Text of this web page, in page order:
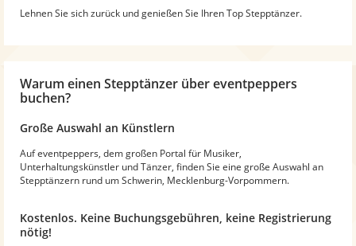
Lehnen Sie sich zurück und genießen Sie Ihren Top Stepptänzer.
Warum einen Stepptänzer über eventpeppers
buchen?
Große Auswahl an Künstlern
Auf eventpeppers, dem großen Portal für Musiker,
Unterhaltungskünstler und Tänzer, finden Sie eine große Auswahl an
Stepptänzern rund um Schwerin, Mecklenburg-Vorpommern.
Kostenlos. Keine Buchungsgebühren, keine Registrierung
nötig!